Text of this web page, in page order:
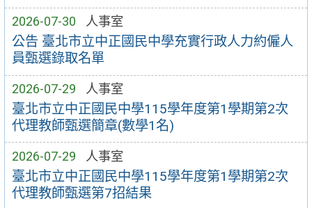
2026-07-30 人事室
公告 臺北市立中正國民中學充實行政人力約僱人
員甄選錄取名單
2026-07-29 人事室
臺北市立中正國民中學115學年度第1學期第2次
代理教師甄選簡章(數學1名)
2026-07-29 人事室
臺北市立中正國民中學115學年度第1學期第2次
代理教師甄選第7招結果